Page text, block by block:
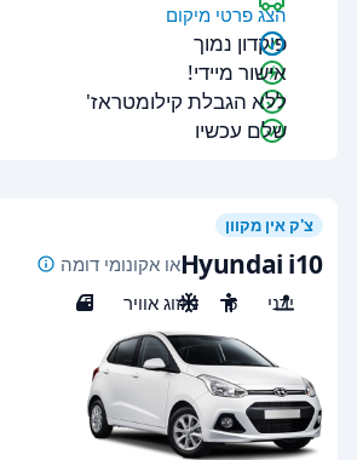
הצג פרטי מיקום
פיקדון נמוך
אישור מיידי!
ללא הגבלת קילומטראז'
שלם עכשיו
צ'ק אין מקוון
Hyundai i10או אקונומי דומה
ידני
5 מיזוג אוויר 5